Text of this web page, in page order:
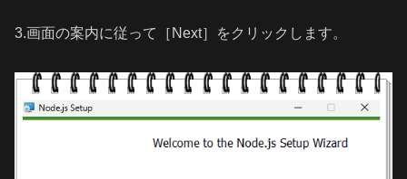
3.画面の案内に従って［Next］をクリックします。